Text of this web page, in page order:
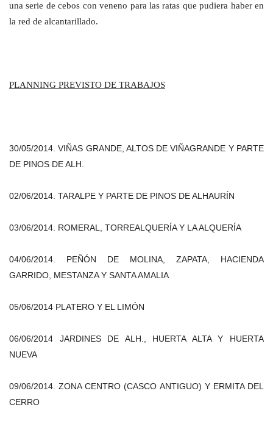
una serie de cebos con veneno para las ratas que pudiera haber en
la red de alcantarillado.
PLANNING PREVISTO DE TRABAJOS
30/05/2014. VIÑAS GRANDE, ALTOS DE VIÑAGRANDE Y PARTE
DE PINOS DE ALH.
02/06/2014. TARALPE Y PARTE DE PINOS DE ALHAURÍN
03/06/2014. ROMERAL, TORREALQUERÍA Y LA ALQUERÍA
04/06/2014. PEÑÓN DE MOLINA, ZAPATA, HACIENDA
GARRIDO, MESTANZA Y SANTA AMALIA
05/06/2014 PLATERO Y EL LIMÓN
06/06/2014 JARDINES DE ALH., HUERTA ALTA Y HUERTA
NUEVA
09/06/2014. ZONA CENTRO (CASCO ANTIGUO) Y ERMITA DEL
CERRO